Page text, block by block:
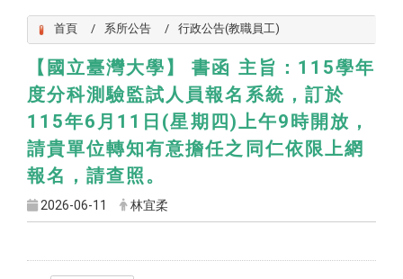
首頁 系所公告 行政公告(教職員工)
【國立臺灣大學】 書函 主旨：115學年
度分科測驗監試人員報名系統，訂於
115年6月11日(星期四)上午9時開放，
請貴單位轉知有意擔任之同仁依限上網
報名，請查照。
2026-06-11 林宜柔